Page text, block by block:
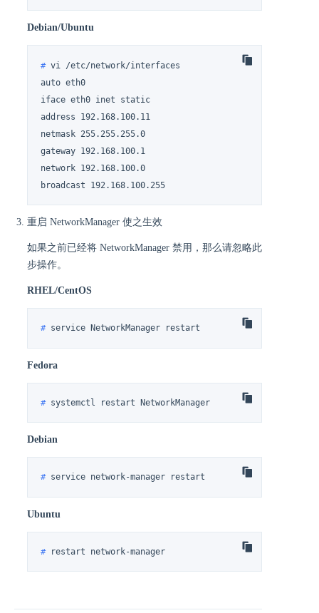
Debian/Ubuntu
# vi /etc/network/interfaces
auto eth0
iface eth0 inet static
address 192.168.100.11
netmask 255.255.255.0
gateway 192.168.100.1
network 192.168.100.0
broadcast 192.168.100.255
重启 NetworkManager 使之生效
如果之前已经将 NetworkManager 禁用，那么请忽略此
步操作。
RHEL/CentOS
# service NetworkManager restart
Fedora
# systemctl restart NetworkManager
Debian
# service network-manager restart
Ubuntu
# restart network-manager